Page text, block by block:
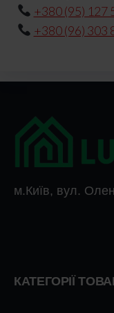
+380 (95) 127
+380 (96) 303
м.Київ, вул.
КАТЕГОРІЇ